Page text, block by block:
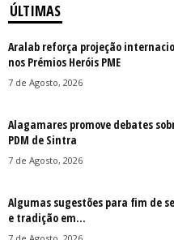
ÚLTIMAS
Aralab reforça projeção
nos Prémios Heróis PME
7 de Agosto, 2026
Alagamares promove debates
PDM de Sintra
7 de Agosto, 2026
Algumas sugestões para fim de
e tradição em...